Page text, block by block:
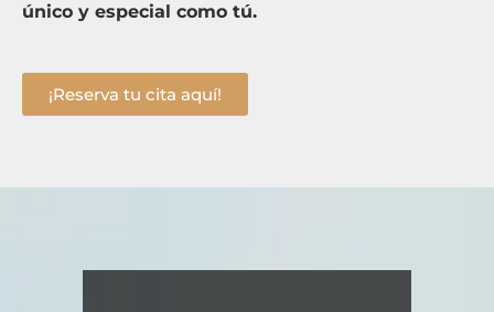
único y especial como tú.
¡Reserva tu cita aquí!